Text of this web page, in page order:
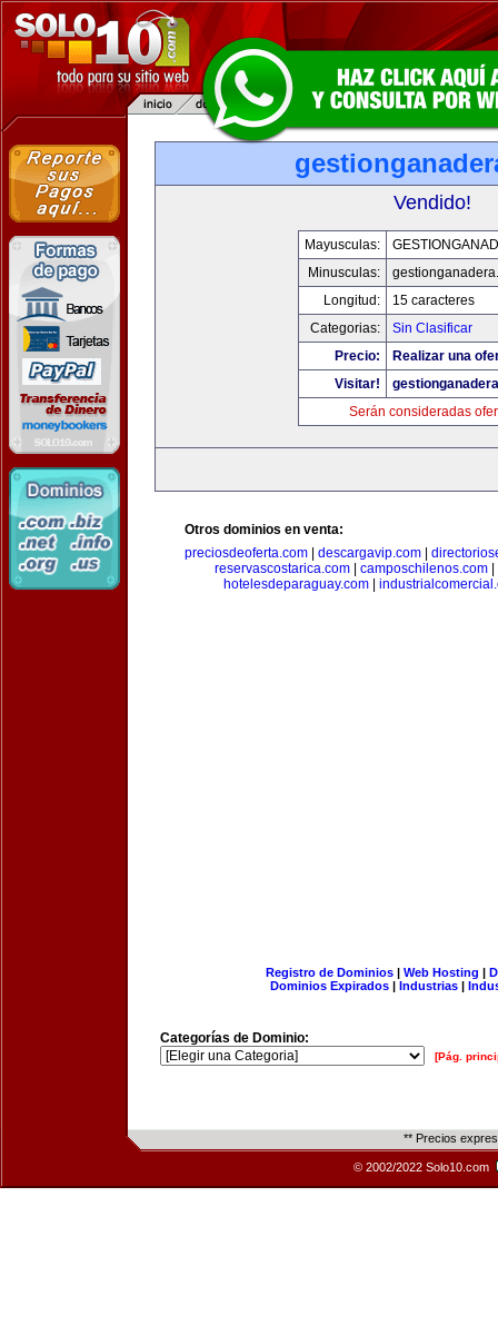
Vendido!
Mayusculas:
Minusculas:
Longitud:
15 caracteres
Categorias:
Sin Clasificar
Precio:
Realizar una
Visitar!
Serán consideradas
Otros dominios en venta:
preciosdeoferta.com
descargavip.com
reservascostarica.com
camposchilenos.com
hotelesdeparaguay.com|
Registro de Dominios| Web Hosting |
Dominios Expirados | Industrias |
Categorías de Dominio:
[Pág.
** Precios
© 2002/2022 Solo10.com